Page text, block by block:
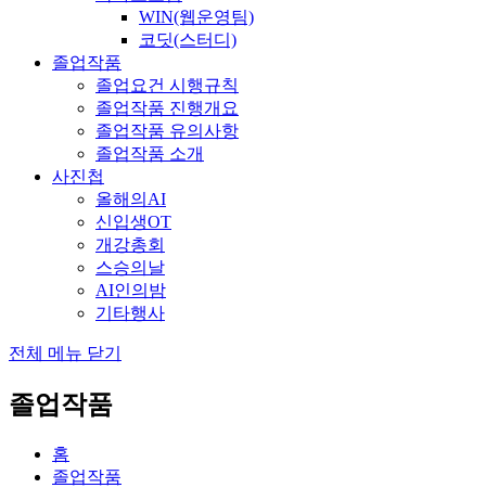
WIN(웹운영팀)
코딧(스터디)
졸업작품
졸업요건 시행규칙
졸업작품 진행개요
졸업작품 유의사항
졸업작품 소개
사진첩
올해의AI
신입생OT
개강총회
스승의날
AI인의밤
기타행사
전체 메뉴 닫기
졸업작품
홈
졸업작품